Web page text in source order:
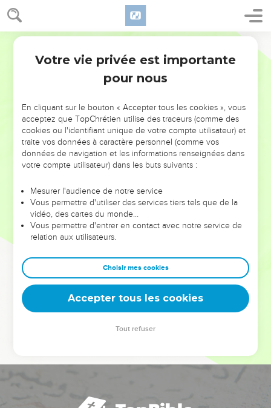
NE MANQUEZ PAS L’ÉVÉNEMENT
DE L’ANNÉE !
ET SI LEURS ERREURS POUVAIENT VOUS ÉVITER LES
VOTRES ?
leur foi ou leur vision. Mais on voit moins les doutes, les erreurs
et les saisons difficiles qu'ils ont traversés, alors même que ce
sont elles qui les ont façonnés.
Dans cette conférence, leaders, entrepreneurs, et responsables
clés pour avancer avec plus de sagesse afin que leurs erreurs
deviennent vos tremplins. Que vous guidiez un ministère, une
équipe, un groupe ou une famille, leur expérience est faite
Votre vie privée est importante
pour nous
En cliquant sur le bouton « Accepter tous les cookies », vous
acceptez que TopChrétien utilise des traceurs (comme des
cookies ou l'identifiant unique de votre compte utilisateur) et
traite vos données à caractère personnel (comme vos
données de navigation et les informations renseignées dans
votre compte utilisateur) dans les buts suivants :
Mesurer l'audience de notre service
Vous permettre d'utiliser des services tiers tels que de la
vidéo, des cartes du monde…
Vous permettre d'entrer en contact avec notre service de
relation aux utilisateurs.
Choisir mes cookies
Accepter tous les cookies
Tout refuser